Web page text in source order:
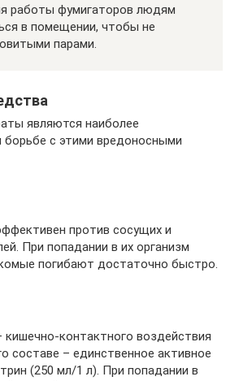
работы фумигаторов людям
в помещении, чтобы не
парами.
являются наиболее
с этими вредоносными
против сосущих и
При попадании в их организм
погибают достаточно быстро.
контактного воздействия
составе – единственное активное
(250 мл/1 л). При попадании в